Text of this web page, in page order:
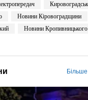
Новини Кіровоградщини
Новини Кропивницького